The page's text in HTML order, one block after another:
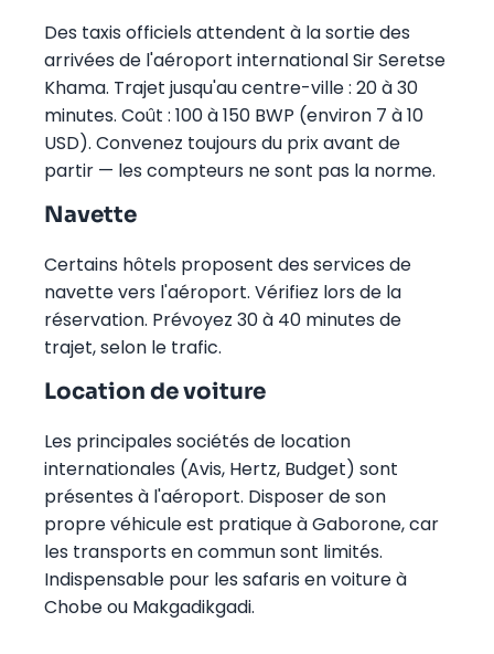
Des taxis officiels attendent à la sortie des
arrivées de l'aéroport international Sir Seretse
Khama. Trajet jusqu'au centre-ville : 20 à 30
minutes. Coût : 100 à 150 BWP (environ 7 à 10
USD). Convenez toujours du prix avant de
partir — les compteurs ne sont pas la norme.
Navette
Certains hôtels proposent des services de
navette vers l'aéroport. Vérifiez lors de la
réservation. Prévoyez 30 à 40 minutes de
trajet, selon le trafic.
Location de voiture
Les principales sociétés de location
internationales (Avis, Hertz, Budget) sont
présentes à l'aéroport. Disposer de son
propre véhicule est pratique à Gaborone, car
les transports en commun sont limités.
Indispensable pour les safaris en voiture à
Chobe ou Makgadikgadi.